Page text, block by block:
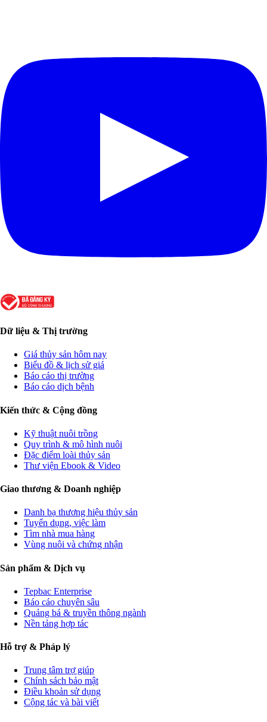
Dữ liệu & Thị trường
Giá thủy sản hôm nay
Biểu đồ & lịch sử giá
Báo cáo thị trường
Báo cáo dịch bệnh
Kiến thức & Cộng đồng
Kỹ thuật nuôi trồng
Quy trình & mô hình nuôi
Đặc điểm loài thủy sản
Thư viện Ebook & Video
Giao thương & Doanh nghiệp
Danh bạ thương hiệu thủy sản
Tuyển dụng, việc làm
Tìm nhà mua hàng
Vùng nuôi và chứng nhận
Sản phẩm & Dịch vụ
Tepbac Enterprise
Báo cáo chuyên sâu
Quảng bá & truyền thông ngành
Nền tảng hợp tác
Hỗ trợ & Pháp lý
Trung tâm trợ giúp
Chính sách bảo mật
Điều khoản sử dụng
Cộng tác và bài viết